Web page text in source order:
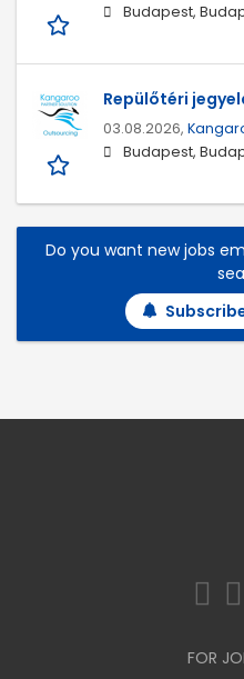
Budapest,
Repülőtéri
03.08.2026,
Budapest,
Do you want new jobs
FOR